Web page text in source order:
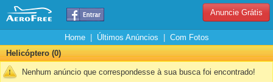
Anuncie Grátis
Home| Últimos Anúncios
Com Fotos
Helicóptero (0)
Nenhum anúncio que correspondesse à sua busca foi encontrado!